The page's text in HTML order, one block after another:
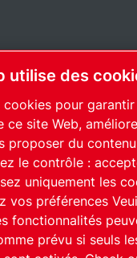
CONTACT
les cookies© 2026
International / FR
utilise des
cookies pour
ce site Web,
proposer du contenu
le contrôle :
uniquement les
vos préférences
fonctionnalités
prévu si seuls